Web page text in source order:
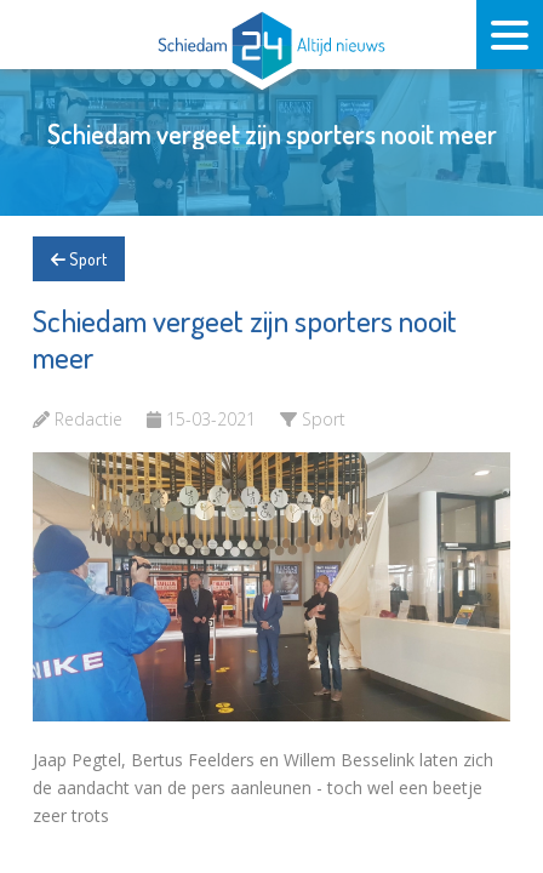
Schiedam vergeet zijn sporters nooit meer
Sport
Schiedam vergeet zijn sporters nooit
meer
Redactie 15-03-2021 Sport
Jaap Pegtel, Bertus Feelders en Willem Besselink laten zich
de aandacht van de pers aanleunen - toch wel een beetje
zeer trots